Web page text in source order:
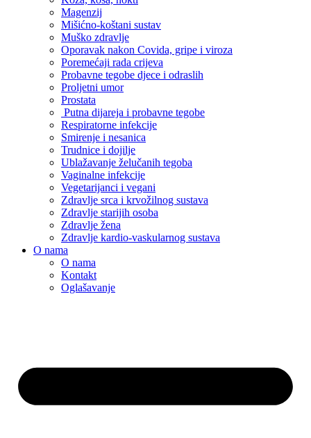
Magenzij
Mišićno-koštani sustav
Muško zdravlje
Oporavak nakon Covida, gripe i viroza
Poremećaji rada crijeva
Probavne tegobe djece i odraslih
Proljetni umor
Prostata
Putna dijareja i probavne tegobe
Respiratorne infekcije
Smirenje i nesanica
Trudnice i dojilje
Ublažavanje želučanih tegoba
Vaginalne infekcije
Vegetarijanci i vegani
Zdravlje srca i krvožilnog sustava
Zdravlje starijih osoba
Zdravlje žena
Zdravlje kardio-vaskularnog sustava
O nama
O nama
Kontakt
Oglašavanje